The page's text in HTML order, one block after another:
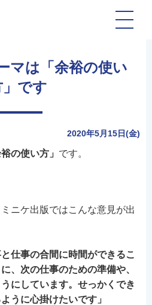
マは「余裕の使い
」です
2020年5月15日(金)
裕の使い方」 です。
ニケ出版ではこんな意見が出
仕事の合間に時間ができるこ
、次の仕事のための準備や、
にしています。せっかくでき
うに心掛けたいです」